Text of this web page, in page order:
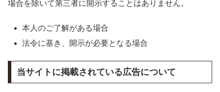
場合を除いて第三者に開示することはありません。
本人のご了解がある場合
法令に基き、開示が必要となる場合
当サイトに掲載されている広告について